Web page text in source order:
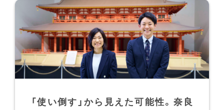
「使い倒す」から見えた可能性。奈良